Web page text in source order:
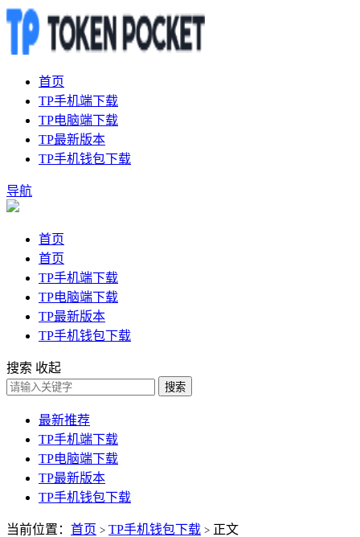
首页
TP手机端下载
TP电脑端下载
TP最新版本
TP手机钱包下载
导航
首页
首页
TP手机端下载
TP电脑端下载
TP最新版本
TP手机钱包下载
搜索 收起
搜索
最新推荐
TP手机端下载
TP电脑端下载
TP最新版本
TP手机钱包下载
当前位置： 首页 > TP手机钱包下载 > 正文